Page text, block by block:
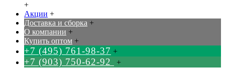
+
Акции +
Доставка и сборка +
О компании +
Купить оптом +
+7 (495) 761-98-37 +
+7 (903) 750-62-92 +